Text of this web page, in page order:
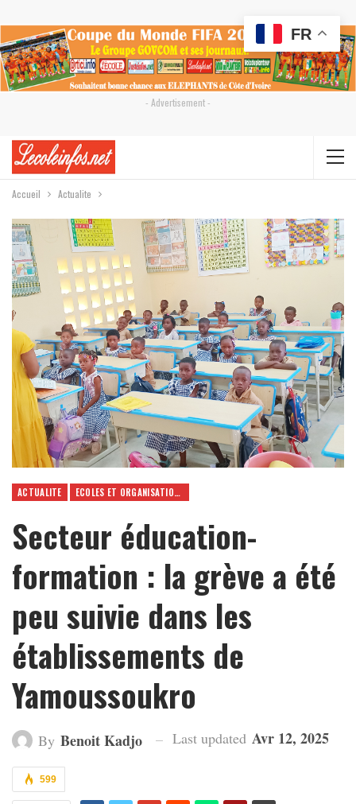
- Advertisement -
Accueil Actualite
ACTUALITE ECOLES ET ORGANISATIONS
Secteur éducation-
formation : la grève a été
peu suivie dans les
établissements de
Yamoussoukro
By Benoit Kadjo Last updated Avr 12, 2025
599
FR